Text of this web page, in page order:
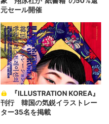
元セール開催
刊行 韓国の気鋭イラストレー
ター35名を掲載